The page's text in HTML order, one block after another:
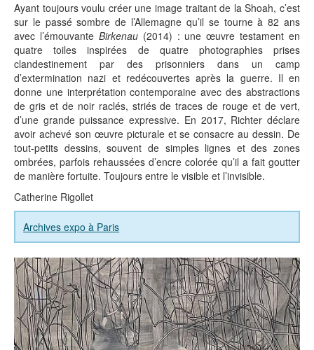
Ayant toujours voulu créer une image traitant de la Shoah, c’est
sur le passé sombre de l’Allemagne qu’il se tourne à 82 ans
avec l’émouvante Birkenau(2014) : une œuvre testament en
quatre toiles inspirées de quatre photographies prises
clandestinement par des prisonniers dans un camp
d’extermination nazi et redécouvertes après la guerre. Il en
donne une interprétation contemporaine avec des abstractions
de gris et de noir raclés, striés de traces de rouge et de vert,
d’une grande puissance expressive. En 2017, Richter déclare
avoir achevé son œuvre picturale et se consacre au dessin. De
tout-petits dessins, souvent de simples lignes et des zones
ombrées, parfois rehaussées d’encre colorée qu’il a fait goutter
de manière fortuite. Toujours entre le visible et l’invisible.
Catherine Rigollet
Archives expo à Paris